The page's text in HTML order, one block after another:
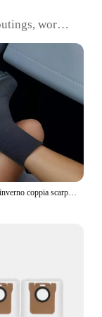
work,
cooler
skirts, or
to size,
weight
blend
synthetic
feel but
The
with a
are as
2023 autunno inverno coppia scarpe donna suola spessa Casual grandi dimensioni rosso lavorato a maglia stivaletti moda donna taglia 36-41